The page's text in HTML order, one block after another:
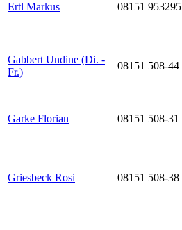
Ertl Markus 08151 953295
Gabbert Undine (Di. -
Fr.)
08151 508-44
Garke Florian 08151 508-31
Griesbeck Rosi 08151 508-38